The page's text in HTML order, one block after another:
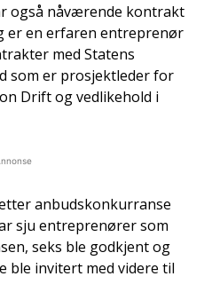
også nåværende kontrakt
er en erfaren entreprenør
med Statens
som er prosjektleder for
Drift og vedlikehold i
anbudskonkurranse
sju entreprenører som
seks ble godkjent og
ble invitert med videre til